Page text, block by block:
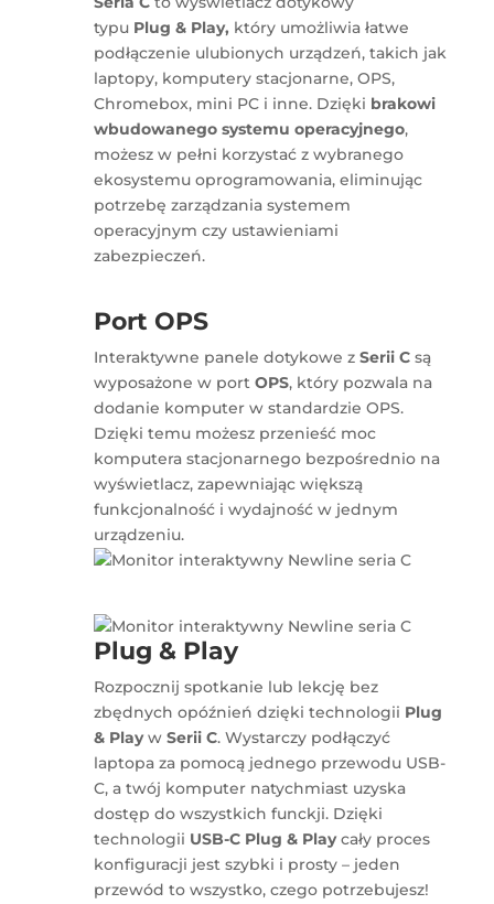
typu Plug & Play, który umożliwia łatwe
podłączenie ulubionych urządzeń, takich jak
laptopy, komputery stacjonarne, OPS,
Chromebox, mini PC i inne. Dzięki brakowi
wbudowanego systemu operacyjnego,
możesz w pełni korzystać z wybranego
ekosystemu oprogramowania, eliminując
potrzebę zarządzania systemem
operacyjnym czy ustawieniami
zabezpieczeń.
Port OPS
Interaktywne panele dotykowe zSerii C są
wyposażone w portOPS, który pozwala na
dodanie komputer w standardzie OPS.
Dzięki temu możesz przenieść moc
komputera stacjonarnego bezpośrednio na
wyświetlacz, zapewniając większą
funkcjonalność i wydajność w jednym
urządzeniu.
Plug & Play
Rozpocznij spotkanie lub lekcję bez
zbędnych opóźnień dzięki technologii Plug
& PlaywSerii C. Wystarczy podłączyć
laptopa za pomocą jednego przewodu USB-
C, a twój komputer natychmiast uzyska
dostęp do wszystkich funckji. Dzięki
technologii USB-C Plug & Playcały proces
konfiguracji jest szybki i prosty – jeden
przewód to wszystko, czego potrzebujesz!